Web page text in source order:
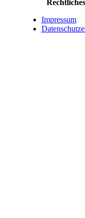
Rechtliches
Impressum